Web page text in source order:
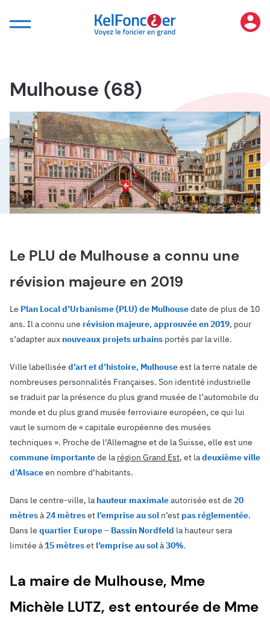
Mulhouse (68)
Le PLU de Mulhouse a connu une
révision majeure en 2019
Le Plan Local d’Urbanisme (PLU) de Mulhousedate de plus de 10
ans. Il a connu une révision majeure, approuvée en 2019, pour
s’adapter aux nouveaux projets urbains portés par la ville.
Ville labellisée d’art et d’histoire, Mulhouseest la terre natale de
nombreuses personnalités Françaises. Son identité industrielle
se traduit par la présence du plus grand musée de l’automobile du
monde et du plus grand musée ferroviaire européen, ce qui lui
vaut le surnom de « capitale européenne des musées
techniques ». Proche de l’Allemagne et de la Suisse, elle est une
commune importantede la région Grand Est, et ladeuxième ville
d’Alsaceen nombre d’habitants.
Dans le centre-ville, la hauteur maximaleautorisée est de 20
mètresà24 mètreset l’emprise au sol n’est pas réglementée.
Dans le quartier Europe – Bassin Nordfeld la hauteur sera
limitée à15 mètreset l’emprise au solà30%.
La maire de Mulhouse, Mme
Michèle LUTZ, est entourée de Mme